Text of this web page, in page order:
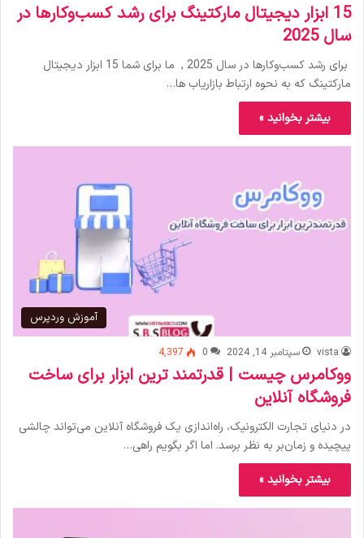
15 ابزار دیجیتال مارکتینگ برای رشد کسب‌وکارها در
سال 2025
برای رشد کسب‌وکارها در سال 2025 , ما برای شما 15 ابزار دیجیتال
مارکتینگ که به نحوه ارتباط بازاریاب ها…
بیشتر بخوانید »
آموزش وردپرس
vista سپتامبر 14, 2024 0
4,397
ووکامرس چیست | قدرتمند ترین ابزار برای ساخت
فروشگاه آنلاین
در دنیای تجارت الکترونیک، راه‌اندازی یک فروشگاه آنلاین می‌تواند چالشی
پیچیده و زمان‌بر به نظر برسد. اما اگر بگویم راهی…
بیشتر بخوانید »